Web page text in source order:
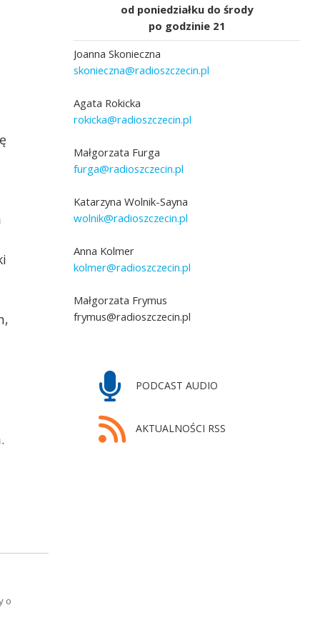
od poniedziałku do środy
po godzinie 21
Joanna Skonieczna
skonieczna@radioszczecin.pl
Agata Rokicka
rokicka@radioszczecin.pl
Małgorzata Furga
furga@radioszczecin.pl
Katarzyna Wolnik-Sayna
wolnik@radioszczecin.pl
Anna Kolmer
kolmer@radioszczecin.pl
Małgorzata Frymus
frymus@radioszczecin.pl
PODCAST AUDIO
AKTUALNOŚCI RSS
o